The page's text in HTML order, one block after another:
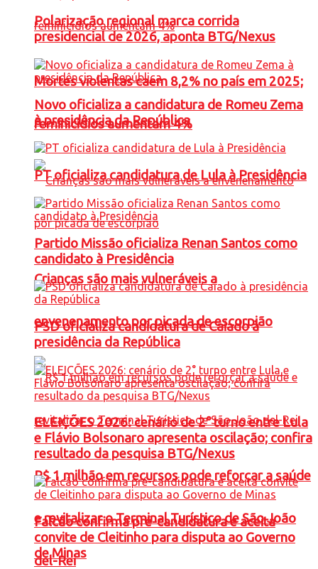
Mortes violentas caem 8,2% no país em 2025;
feminicídios aumentam 4%
Crianças são mais vulneráveis a
envenenamento por picada de escorpião
R$ 1 milhão em recursos pode reforçar a saúde
e revitalizar o Terminal Turístico de São João
del-Rei
Polarização regional marca corrida
presidencial de 2026, aponta BTG/Nexus
Novo oficializa a candidatura de Romeu Zema
à presidência da República
PT oficializa candidatura de Lula à Presidência
Partido Missão oficializa Renan Santos como
candidato à Presidência
PSD oficializa candidatura de Caiado à
presidência da República
ELEIÇÕES 2026: cenário de 2° turno entre Lula
e Flávio Bolsonaro apresenta oscilação; confira
resultado da pesquisa BTG/Nexus
Falcão confirma pré-candidatura e aceita
convite de Cleitinho para disputa ao Governo
de Minas